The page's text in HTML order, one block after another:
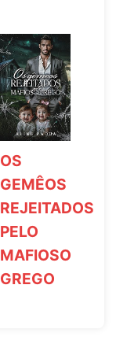
OS
GEMÊOS
REJEITADOS
PELO
MAFIOSO
GREGO